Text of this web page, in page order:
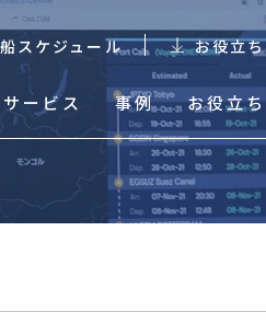
スケジュール お役立
サービス 事例 お役立